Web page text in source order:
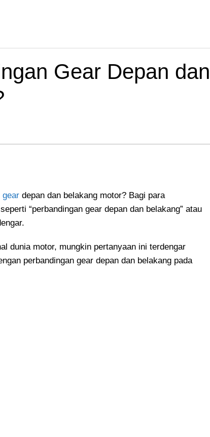
Gear Depan dan
gear depan dan belakang motor? Bagi para
“perbandingan gear depan dan belakang” atau
dunia motor, mungkin pertanyaan ini terdengar
perbandingan gear depan dan belakang pada